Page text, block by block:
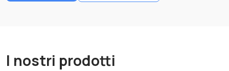
I nostri prodotti